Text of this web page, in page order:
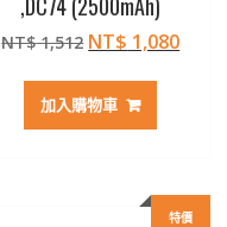
NT$1,512 原
價
格：
NT$ 1,080目
加入購物車
特價